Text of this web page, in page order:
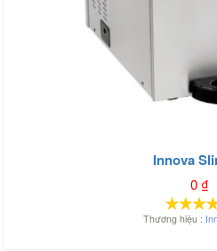
Innova
0₫
Thương hiệu :